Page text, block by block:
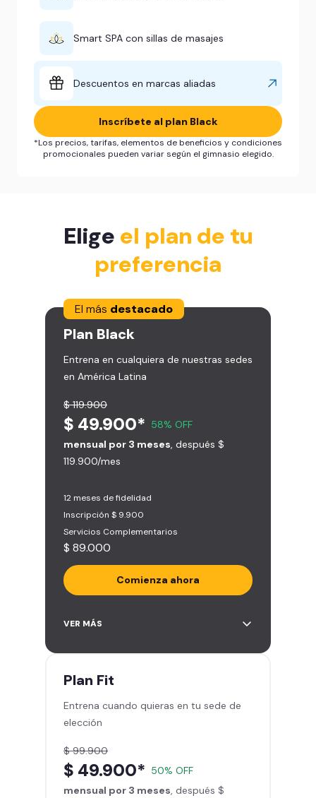
Smart SPA con sillas de masajes
Descuentos en marcas aliadas
Inscríbete al plan Black
*Los precios, tarifas, elementos de beneficios y condiciones
promocionales pueden variar según el gimnasio elegido.
Elige el plan de tu
preferencia
El más destacado
Plan Black
Entrena en cualquiera de nuestras sedes
en América Latina
$ 119.900
$ 49.900* 58% OFF
mensual por 3 meses , después $
119.900/mes
12 meses de fidelidad
Inscripción $ 9.900
Servicios Complementarios
$ 89.000
Comienza ahora
Acceso ilimitado a más de 2.000
Derecho a traer un invitado 5
Smart Spa (Relájate en los sillones
de masajes)
Descuentos especiales en marcas
Smart Fit App (Tu plan de
entrenamiento personalizado)
Clases grupales con profesores*
VER MÁS
Plan Fit
Entrena cuando quieras en tu sede de
elección
$ 99.900
$ 49.900* 50% OFF
mensual por 3 meses , después $